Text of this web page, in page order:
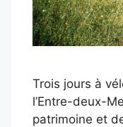
Trois jours à
l’Entre-deux-
patrimoine et